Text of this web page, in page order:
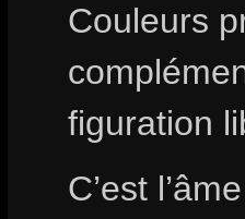
Couleurs
figuration
C’est